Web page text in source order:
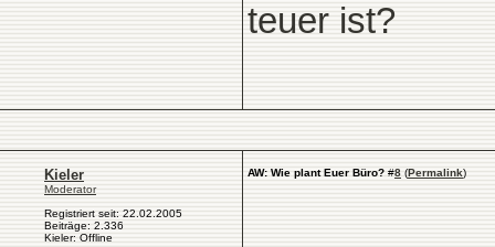
teuer ist?
Kieler
Moderator
Registriert seit: 22.02.2005
Beiträge: 2.336
Kieler: Offline
AW: Wie plant Euer Büro? #8 (Permalink)